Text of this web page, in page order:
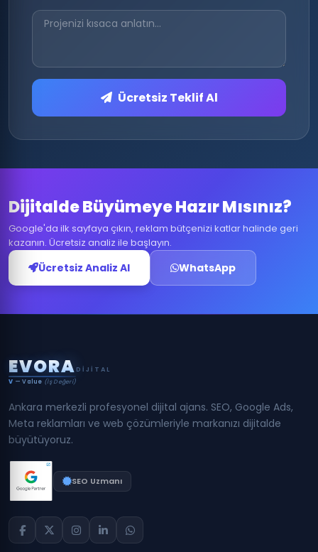
Ücretsiz Teklif Al
Dijitalde Büyümeye Hazır Mısınız?
Google'da ilk sayfaya çıkın, reklam bütçenizi katlar halinde geri
kazanın. Ücretsiz analiz ile başlayın.
Ücretsiz Analiz Al WhatsApp
EVORA DIJITAL
V — Value (İş Değeri)
Ankara merkezli profesyonel dijital ajans. SEO, Google Ads,
Meta reklamları ve web çözümleriyle markanızı dijitalde
büyütüyoruz.
SEO Uzmanı